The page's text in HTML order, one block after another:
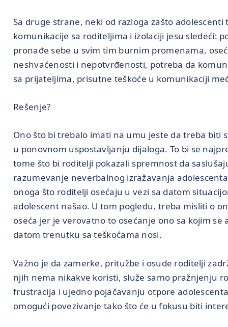
Sa druge strane, neki od razloga zašto adolescenti
komunikacije sa roditeljima i izolaciji jesu sledeći:
pronađe sebe u svim tim burnim promenama,
neshvaćenosti i nepotvrđenosti, potreba da
sa prijateljima, prisutne teškoće u komunikaciji
Rešenje?
Ono što bi trebalo imati na umu jeste da treba biti
u ponovnom uspostavljanju dijaloga. To bi se
tome što bi roditelji pokazali spremnost da
razumevanje neverbalnog izražavanja
onoga što roditelji osećaju u vezi sa datom
adolescent našao. U tom pogledu, treba misliti o
oseća jer je verovatno to osećanje ono sa kojim se
datom trenutku sa teškoćama nosi.
Važno je da zamerke, pritužbe i osude roditelji
njih nema nikakve koristi, služe samo pražnjenju
frustracija i ujedno pojačavanju otpore
omogući povezivanje tako što će u fokusu biti